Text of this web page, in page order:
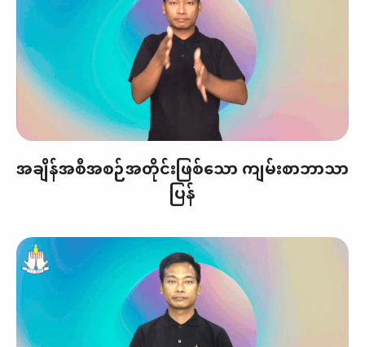
အချိန်အစီအစဉ်အတိုင်းဖြစ်သော ကျမ်းစာဘာသာ
ပြန်